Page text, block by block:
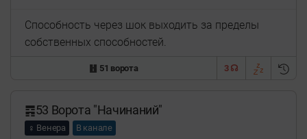
Способность через шок выходить за пределы
собственных способностей.
䷲ 51 ворота 3 ☊
䷴53 Ворота "Начинаний"
♀ Венера В канале